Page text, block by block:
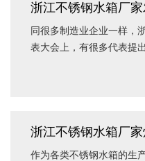
浙江不锈钢水箱厂
同很多制造业企业一样，
表大会上，有很多代表提
浙江不锈钢水箱厂
作为各类不锈钢水箱的生